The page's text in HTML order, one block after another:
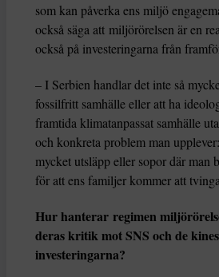
som kan påverka ens miljö
också säga att miljörörelsen är en
också på investeringarna från
– I Serbien handlar det inte så
fossilfritt samhälle eller att ha
framtida klimatanpassat samhälle
och konkreta problem man
mycket utsläpp eller sopor där man
för att ens familjer kommer att
Hur hanterar regimen
deras kritik mot SNS och de
investeringarna?